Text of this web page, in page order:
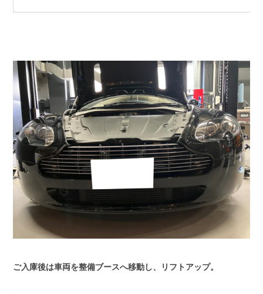
ご入庫後は車両を整備ブースへ移動し、リフトアップ。